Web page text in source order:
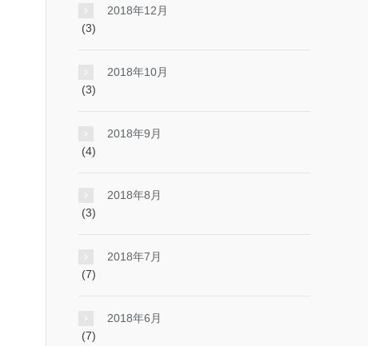
2018年12月
(3)
2018年10月
(3)
2018年9月
(4)
2018年8月
(3)
2018年7月
(7)
2018年6月
(7)